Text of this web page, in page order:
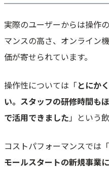
Squareリーダー（4,980円）の
Squareターミナル（39,980円）
Squareレジスター（84,980円）
スマホでタッチ決済（無料）の特
実際の決済スピードや操作性は
サポートサイトや動画を使ってみ
実際のユーザーからは操作
マンスの高さ、オンライン
価が寄せられています。
操作性については「とにか
い。スタッフの研修時間も
で活用できました」という
コストパフォーマンスでは「
モールスタートの新規事業